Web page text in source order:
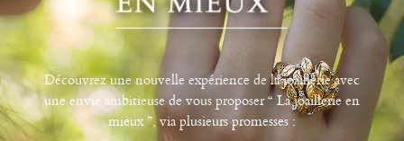
Découvrez une nouvelle expérience de la joaillerie avec
une envie ambitieuse de vous proposer “ La joaillerie en
mieux ”, via plusieurs promesses :